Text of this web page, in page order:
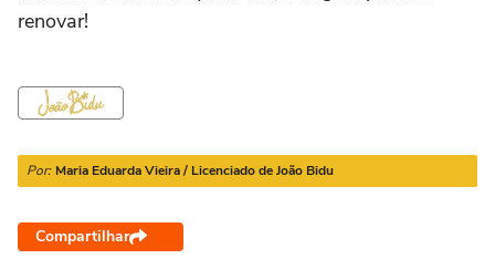
renovar!
Por: Maria Eduarda Vieira / Licenciado de João Bidu
Compartilhar